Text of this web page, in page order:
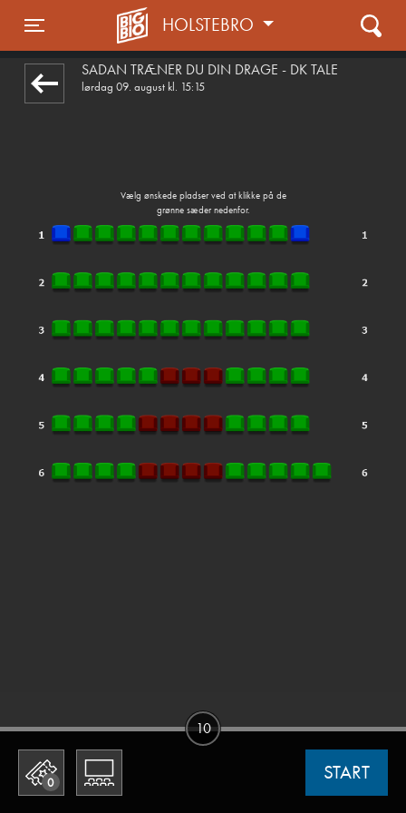
Toggle navigation
HOLSTEBRO
SÅDAN TRÆNER DU DIN DRAGE - DK TALE
lørdag 09. august kl. 15:15
Vælg ønskede pladser ved at klikke på de
grønne sæder nedenfor.
0 START
10
front05-temp 055348